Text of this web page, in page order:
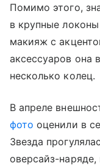
Помимо этого,
в крупные
макияж с
аксессуаров она
несколько колец.
В апреле
фото оценили в
Звезда
оверсайз-